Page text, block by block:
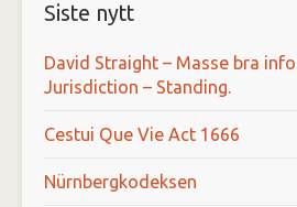
Siste nytt
David Straight – Masse bra
Jurisdiction – Standing.
Cestui Que Vie Act 1666
Nürnbergkodeksen